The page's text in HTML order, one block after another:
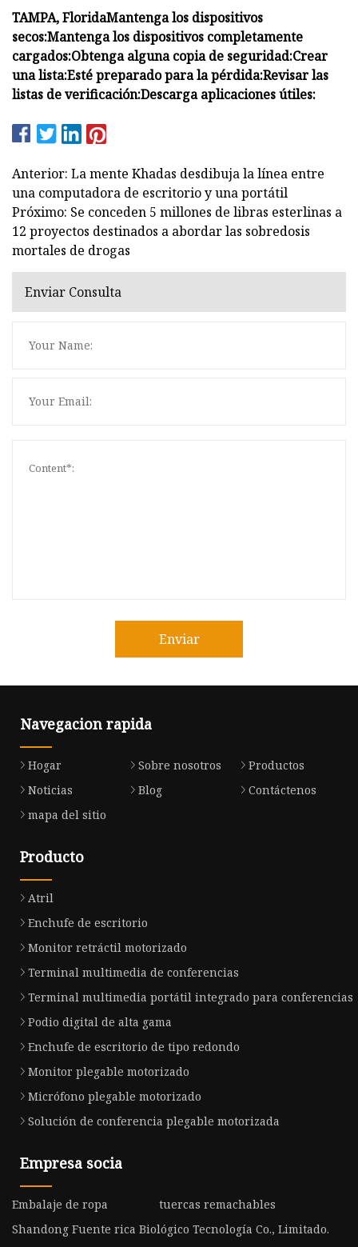
TAMPA, FloridaMantenga los dispositivos
secos:Mantenga los dispositivos completamente
cargados:Obtenga alguna copia de seguridad:Crear
una lista:Esté preparado para la pérdida:Revisar las
listas de verificación:Descarga aplicaciones útiles:
Anterior: La mente Khadas desdibuja la línea entre
una computadora de escritorio y una portátil
Próximo: Se conceden 5 millones de libras esterlinas a
12 proyectos destinados a abordar las sobredosis
mortales de drogas
Enviar Consulta
Enviar
Navegacion rapida
Hogar Sobre nosotros
Productos
Noticias
Blog
Contáctenos
mapa del sitio
Producto
Atril
Enchufe de escritorio
Monitor retráctil motorizado
Terminal multimedia de conferencias
Terminal multimedia portátil integrado para conferencias
Podio digital de alta gama
Enchufe de escritorio de tipo redondo
Monitor plegable motorizado
Micrófono plegable motorizado
Solución de conferencia plegable motorizada
Empresa socia
Embalaje de ropa
tuercas remachables
Shandong Fuente rica Biológico Tecnología Co., Limitado.